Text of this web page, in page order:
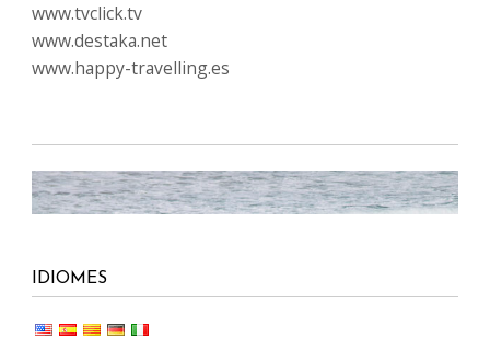
www.tvclick.tv
www.destaka.net
www.happy-travelling.es
IDIOMES